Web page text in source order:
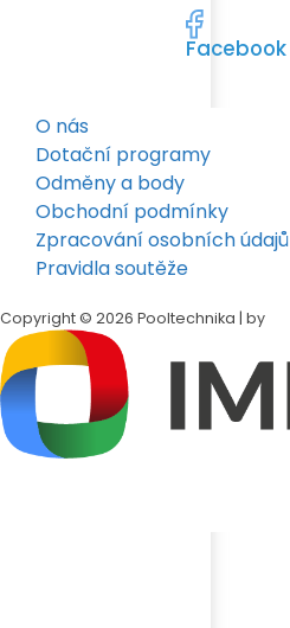
Facebook
O nás
Dotační programy
Odměny a body
Obchodní podmínky
Zpracování osobních údajů
Pravidla soutěže
Copyright © 2026 Pooltechnika | by